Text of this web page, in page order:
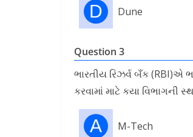
D Dune
Question 3
ભારતીય રિઝર્વ બઁક (RBI)એ
કરવામાં માટે કયા વિભાગની
A M-Tech